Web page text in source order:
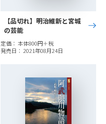
【品切れ】明治維新と宮城
の芸能
定価： 本体800円＋税
発売日： 2021年08月24日